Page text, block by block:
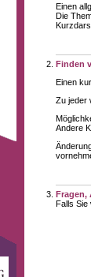
Einen
Die
Finden
Einen
Zu jeder
Andere
Fragen,
Falls Sie